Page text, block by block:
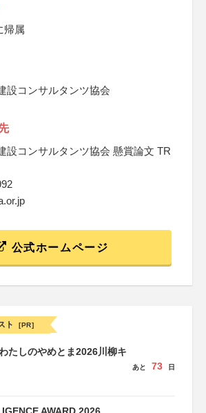
帰属
設コンサルタンツ協会
設コンサルタンツ協会 懸賞論文 TR
公式ホームページ
ト [PR]
たしのやめとま2026川柳キ
あと 73 日